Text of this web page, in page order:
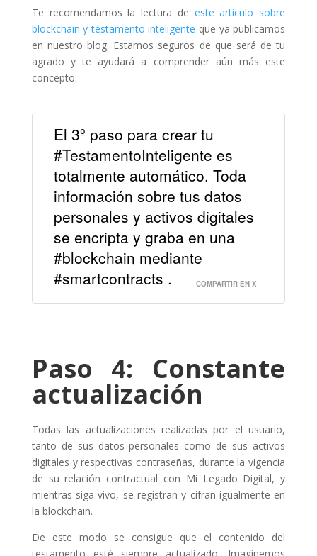
Te recomendamos la lectura de este artículo sobre
blockchain y testamento inteligente que ya publicamos
en nuestro blog. Estamos seguros de que será de tu
agrado y te ayudará a comprender aún más este
concepto.
El 3º paso para crear tu
#TestamentoInteligente es
totalmente automático. Toda
información sobre tus datos
personales y activos digitales
se encripta y graba en una
#blockchain mediante
#smartcontracts .
COMPARTIR EN X
Paso 4: Constante
actualización
Todas las actualizaciones realizadas por el usuario,
tanto de sus datos personales como de sus activos
digitales y respectivas contraseñas, durante la vigencia
de su relación contractual con Mi Legado Digital, y
mientras siga vivo, se registran y cifran igualmente en
la blockchain.
De este modo se consigue que el contenido del